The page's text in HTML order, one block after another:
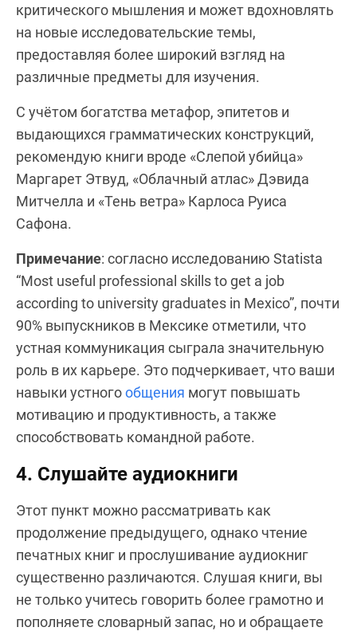
критического мышления и может вдохновлять
на новые исследовательские темы,
предоставляя более широкий взгляд на
различные предметы для изучения.
С учётом богатства метафор, эпитетов и
выдающихся грамматических конструкций,
рекомендую книги вроде «Слепой убийца»
Маргарет Этвуд, «Облачный атлас» Дэвида
Митчелла и «Тень ветра» Карлоса Руиса
Сафона.
Примечание: согласно исследованию Statista
“Most useful professional skills to get a job
according to university graduates in Mexico”, почти
90% выпускников в Мексике отметили, что
устная коммуникация сыграла значительную
роль в их карьере. Это подчеркивает, что ваши
навыки устногообщения могут повышать
мотивацию и продуктивность, а также
способствовать командной работе.
4. Слушайте аудиокниги
Этот пункт можно рассматривать как
продолжение предыдущего, однако чтение
печатных книг и прослушивание аудиокниг
существенно различаются. Слушая книги, вы
не только учитесь говорить более грамотно и
пополняете словарный запас, но и обращаете